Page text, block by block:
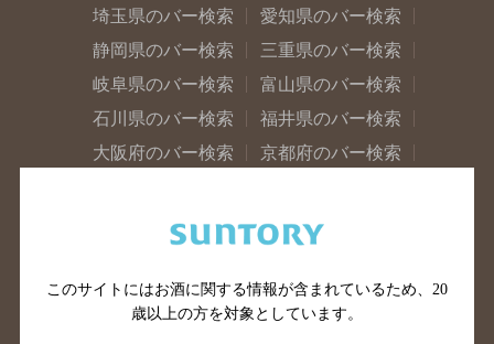
埼玉県のバー検索
愛知県のバー検索
静岡県のバー検索
三重県のバー検索
岐阜県のバー検索
富山県のバー検索
石川県のバー検索
福井県のバー検索
大阪府のバー検索
京都府のバー検索
滋賀県のバー検索
和歌山県のバー検索
山口県のバー検索
鳥取県のバー検索
島根県のバー検索
徳島県のバー検索
このサイトにはお酒に関する情報が含まれているため、 20
歳以上の方を対象としています。